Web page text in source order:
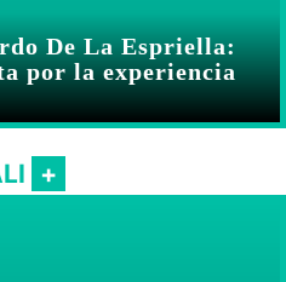
De La Espriella:
por la experiencia